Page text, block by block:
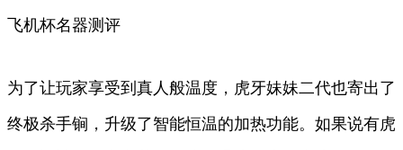
飞机杯名器测评
为了让玩家享受到真人般温度，虎牙妹妹二代也寄出了
终极杀手锏，升级了智能恒温的加热功能。如果说有虎